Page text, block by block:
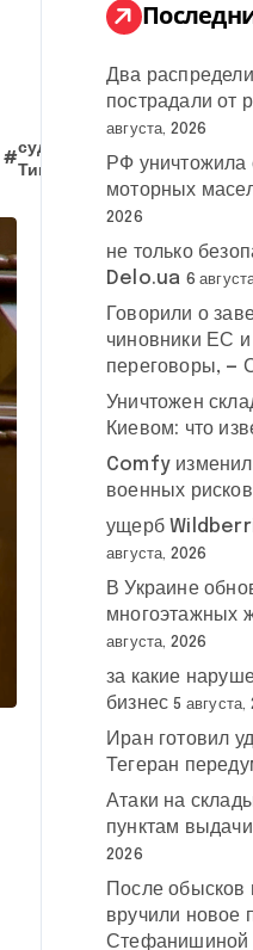
#
суд
Тимошенко
#Тимошенко #
:
Два
пострадали от
августа, 2026
РФ уничтожила
моторных
2026
не только
Delo.ua 6
Говорили о
чиновники ЕС
переговоры, —
Уничтожен
Киевом: что
Comfy
военных рисков
ущерб
августа, 2026
В Украине
многоэтажных
августа, 2026
за какие
бизнес 5 августа,
Иран готовил
Тегеран
Атаки на
пунктам
2026
После
вручили новое
Стефанишиной